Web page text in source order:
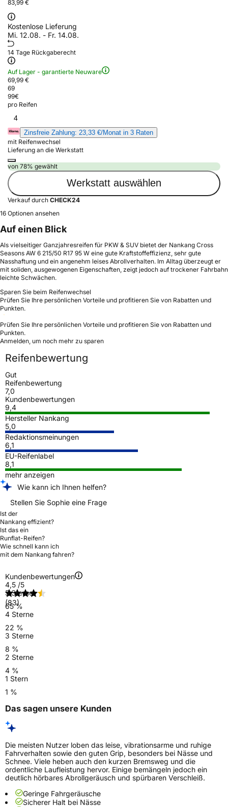
83,99 €
Kostenlose Lieferung
Mi. 12.08. - Fr. 14.08.
14 Tage Rückgaberecht
Auf Lager - garantierte Neuware
69,99 €
69
99€
pro Reifen
4
Zinsfreie Zahlung: 23,33 €/Monat in 3 Raten
mit Reifenwechsel
Lieferung an die Werkstatt
von 78% gewählt
Werkstatt auswählen
Verkauf durch CHECK24
16 Optionen ansehen
Auf einen Blick
Als vielseitiger Ganzjahresreifen für PKW & SUV bietet der Nankang Cross
Seasons AW 6 215/50 R17 95 W eine gute Kraftstoffeffizienz, sehr gute
Nasshaftung und ein angenehm leises Abrollverhalten. Im Alltag überzeugt er
mit soliden, ausgewogenen Eigenschaften, zeigt jedoch auf trockener Fahrbahn
leichte Schwächen.
Sparen Sie beim Reifenwechsel
Prüfen Sie Ihre persönlichen Vorteile und profitieren Sie von Rabatten und
Punkten.
Prüfen Sie Ihre persönlichen Vorteile und profitieren Sie von Rabatten und
Punkten.
Anmelden, um noch mehr zu sparen
Reifenbewertung
Gut
Reifenbewertung
7,0
Kundenbewertungen
9,4
Hersteller Nankang
5,0
Redaktionsmeinungen
6,1
EU-Reifenlabel
8,1
mehr anzeigen
Wie kann ich Ihnen helfen?
Stellen Sie Sophie eine Frage
Ist der
Nankang effizient?
Ist das ein
Runflat-Reifen?
Wie schnell kann ich
mit dem Nankang fahren?
Kundenbewertungen
4,5 /5
(83)
5 Sterne
65 %
4 Sterne
22 %
3 Sterne
8 %
2 Sterne
4 %
1 Stern
1 %
Das sagen unsere Kunden
Die meisten Nutzer loben das leise, vibrationsarme und ruhige
Fahrverhalten sowie den guten Grip, besonders bei Nässe und
Schnee. Viele heben auch den kurzen Bremsweg und die
ordentliche Laufleistung hervor. Einige bemängeln jedoch ein
deutlich hörbares Abrollgeräusch und spürbaren Verschleiß.
Geringe Fahrgeräusche
Sicherer Halt bei Nässe